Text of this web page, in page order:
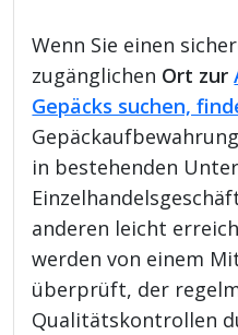
Wenn Sie einen
zugänglichen Ort zur
Gepäcks suchen,
in bestehenden
anderen leicht
werden von einem
überprüft, der
Qualitätskontrollen